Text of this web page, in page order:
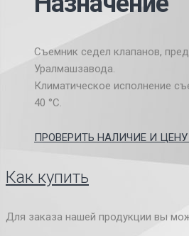
Съемник седел клапанов,
Уралмашзавода.
Климатическое исполнение
40 °С.
ПРОВЕРИТЬ НАЛИЧИЕ И
Как купить
Для заказа нашей продукции вы